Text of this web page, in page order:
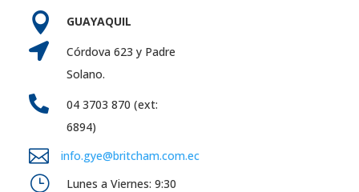
 GUAYAQUIL

Córdova 623 y Padre
Solano.

04 3703 870 (ext:
6894)
 info.gye@britcham.com.ec
}
Lunes a Viernes: 9:30